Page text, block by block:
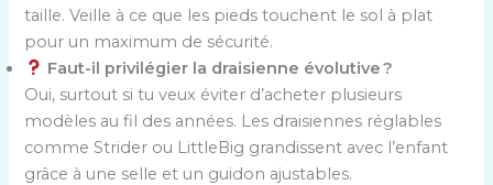
taille. Veille à ce que les pieds touchent le sol à plat
pour un maximum de sécurité.
Faut-il privilégier la draisienne évolutive ?
Oui, surtout si tu veux éviter d’acheter plusieurs
modèles au fil des années. Les draisiennes réglables
comme Strider ou LittleBig grandissent avec l’enfant
grâce à une selle et un guidon ajustables.